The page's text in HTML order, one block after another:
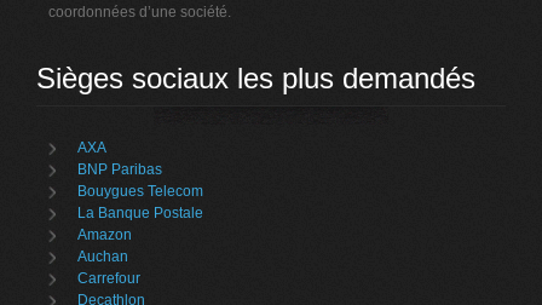
coordonnées d’une société.
Sièges sociaux les plus demandés
AXA
BNP Paribas
Bouygues Telecom
La Banque Postale
Amazon
Auchan
Carrefour
Decathlon